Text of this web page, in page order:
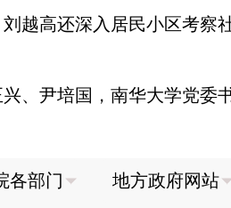
高还深入居民小区考察
尹培国，南华大学党委